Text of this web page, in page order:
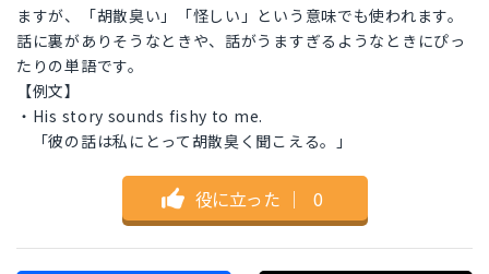
ますが、「胡散臭い」「怪しい」という意味でも使われます。
話に裏がありそうなときや、話がうますぎるようなときにぴっ
たりの単語です。
【例文】
・His story sounds fishy to me.
「彼の話は私にとって胡散臭く聞こえる。」
役に立った ｜ 0